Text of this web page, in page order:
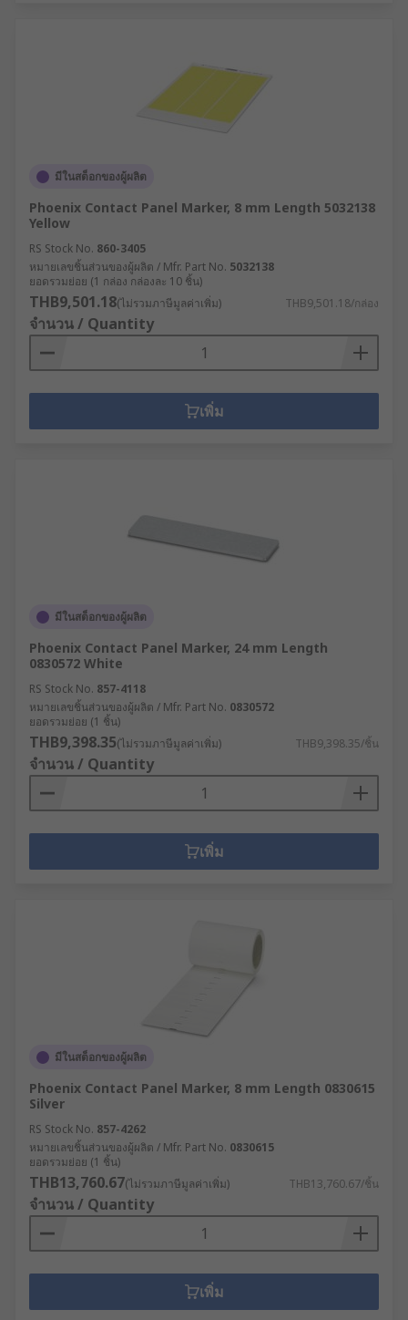
มีในสต็อกของผู้ผลิต
Phoenix Contact Panel Marker, 8 mm Length 5032138
Yellow
RS Stock No. 860-3405
หมายเลขชิ้นส่วนของผู้ผลิต / Mfr. Part No. 5032138
ยอดรวมย่อย (1 กล่อง กล่องละ 10 ชิ้น)
THB9,501.18(ไม่รวมภาษีมูลค่าเพิ่ม) THB9,501.18/กล่อง
จำนวน / Quantity
เพิ่ม
มีในสต็อกของผู้ผลิต
Phoenix Contact Panel Marker, 24 mm Length
0830572 White
RS Stock No. 857-4118
หมายเลขชิ้นส่วนของผู้ผลิต / Mfr. Part No. 0830572
ยอดรวมย่อย (1 ชิ้น)
THB9,398.35(ไม่รวมภาษีมูลค่าเพิ่ม) THB9,398.35/ชิ้น
จำนวน / Quantity
เพิ่ม
มีในสต็อกของผู้ผลิต
Phoenix Contact Panel Marker, 8 mm Length 0830615
Silver
RS Stock No. 857-4262
หมายเลขชิ้นส่วนของผู้ผลิต / Mfr. Part No. 0830615
ยอดรวมย่อย (1 ชิ้น)
THB13,760.67(ไม่รวมภาษีมูลค่าเพิ่ม) THB13,760.67/ชิ้น
จำนวน / Quantity
เพิ่ม